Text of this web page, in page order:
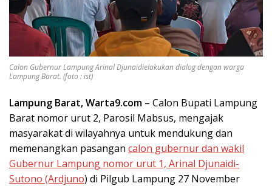
Calon Gubernur Lampung Arinal Djunaidielakukan dialog dengan warga
Lampung Barat. (foto : ist)
Lampung Barat, Warta9.com – Calon Bupati Lampung
Barat nomor urut 2, Parosil Mabsus, mengajak
masyarakat di wilayahnya untuk mendukung dan
memenangkan pasangan calon gubernur dan wakil
Gubernur Lampung nomor urut 1, Arinal Djunaidi-
Sutono (Ardjuno) di Pilgub Lampung 27 November